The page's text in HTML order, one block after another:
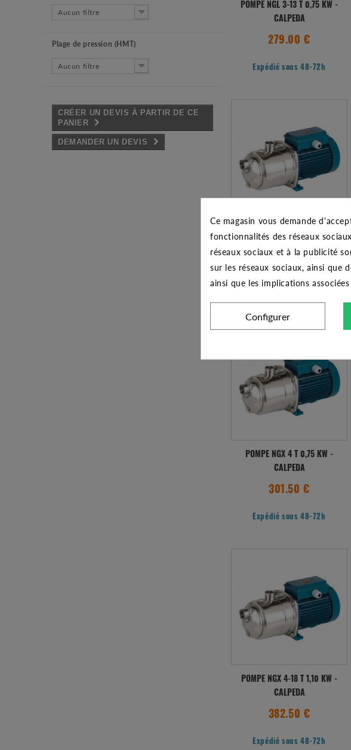
Aucun filtre
Plage de pression (HMT)
Aucun filtre
CRÉER UN DEVIS À PARTIR DE CE
PANIER
DEMANDER UN DEVIS
POMPE NGL 3-13 T 0,75 KW -
CALPEDA
279.00 €
Expédié sous 48-72h
223.25 €
POMPE NGX 4 T 0,75 KW -
CALPEDA
301.50 €
Expédié sous 48-72h
POMPE NGX 4-18 T 1,10 KW -
CALPEDA
382.50 €
Expédié sous 48-72h
Ce magasin vous demande
fonctionnalités des réseaux
réseaux sociaux et à la publicité
sur les réseaux sociaux, ainsi que
ainsi que les implications
Configurer